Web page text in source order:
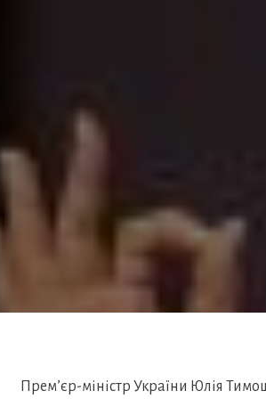
Прем’єр-міністр України Юлія